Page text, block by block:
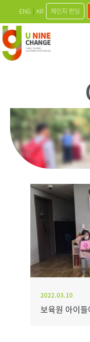
ENG | KR 체인지 펀딩
2022.03.10
보육원 아이